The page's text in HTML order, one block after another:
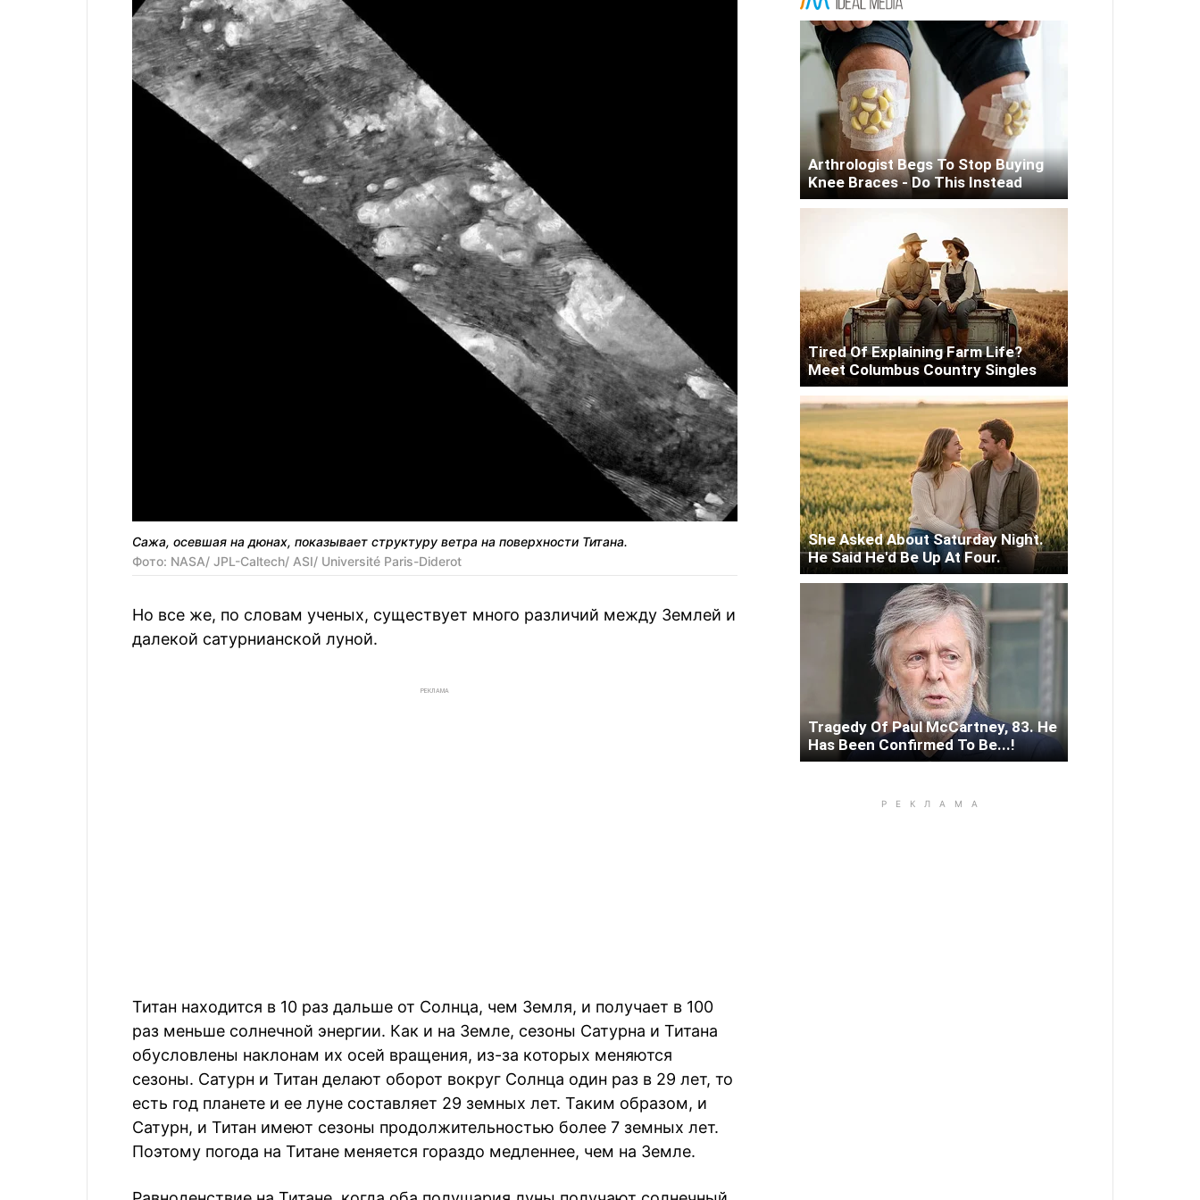
Сажа, осевшая на дюнах, показывает структуру ветра на поверхности Титана.
Фото: NASA/ JPL-Caltech/ ASI/ Université Paris-Diderot
Но все же, по словам ученых, существует много различий между Землей и
далекой сатурнианской луной.
РЕКЛАМА
Титан находится в 10 раз дальше от Солнца, чем Земля, и получает в 100
раз меньше солнечной энергии. Как и на Земле, сезоны Сатурна и Титана
обусловлены наклонам их осей вращения, из-за которых меняются
сезоны. Сатурн и Титан делают оборот вокруг Солнца один раз в 29 лет, то
есть год планете и ее луне составляет 29 земных лет. Таким образом, и
Сатурн, и Титан имеют сезоны продолжительностью более 7 земных лет.
Поэтому погода на Титане меняется гораздо медленнее, чем на Земле.